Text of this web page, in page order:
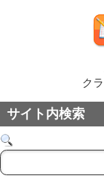
ク
サイト内検索